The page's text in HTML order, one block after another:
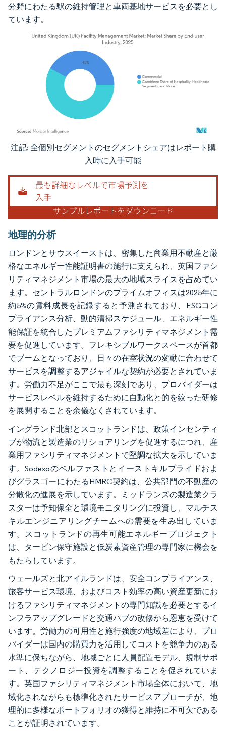
分野にわたる駅の維持管理と車両基地サービスを必要とし
ています。
画像 © Mordor Intelligence。再利用にはCC BY 4.0の表示が必要です。
注記: 全個別セグメントのセグメントシェアはレポート購
入時に入手可能
地理的分析
ロンドンとサウスイーストは、密集した商業用不動産と厳
格なエネルギー性能証明書の施行に支えられ、英国ファシ
リティマネジメント市場の最大の地域スライスを占めてい
ます。セントラルロンドンのプライムオフィスは2025年に
約5%の賃料成長を記録すると予測されており、ESGコン
プライアンス分析、動的清掃スケジュール、エネルギー性
能保証を統合したプレミアムファシリティマネジメント需
要を促進しています。フレキシブルワークスペースが首都
でブームとなっており、日々の在室状況の変動に合わせて
サービスを調整するアジャイルな契約が必要とされていま
す。労働力不足がここで最も深刻であり、プロバイダーは
サービスレベルを維持するために自動化と的を絞った研修
を展開することを余儀なくされています。
イングランド北部とスコットランドは、政策インセンティ
ブが物流と製造業のリショアリングを促進するにつれ、産
業用ファシリティマネジメントで堅調な拡大を示していま
す。Sodexoのベルファストとイーストキルブライドおよ
びグラスゴーにわたるHMRC契約は、公共部門の不動産の
分散化の進展を示しています。ミッドランズの製造業クラ
スターは予知保全と環境モニタリングに投資し、マルチス
キルエンジニアリングチームへの需要を生み出していま
す。スコットランドの再生可能エネルギープロジェクト
は、タービン保守施設と低炭素資産管理の専門家に機会を
もたらしています。
ウェールズと北アイルランドは、安全コンプライアンス、
旅客サービス環境、およびコスト効率の高い資産更新にお
けるファシリティマネジメントの専門知識を必要とするイ
ンフラアップグレードと交通ハブの改修から恩恵を受けて
います。労働力の可用性と施行強度の地域差により、プロ
バイダーは国内の購買力を活用してコストを競争力のある
水準に保ちながら、地域ごとに人員配置モデル、規制サポ
ート、テクノロジー投資を調整することを促されていま
す。英国ファシリティマネジメント市場全体において、地
域化されながらも標準化されたサービスアプローチが、地
理的に多様なポートフォリオの獲得と維持に不可欠である
ことが証明されています。